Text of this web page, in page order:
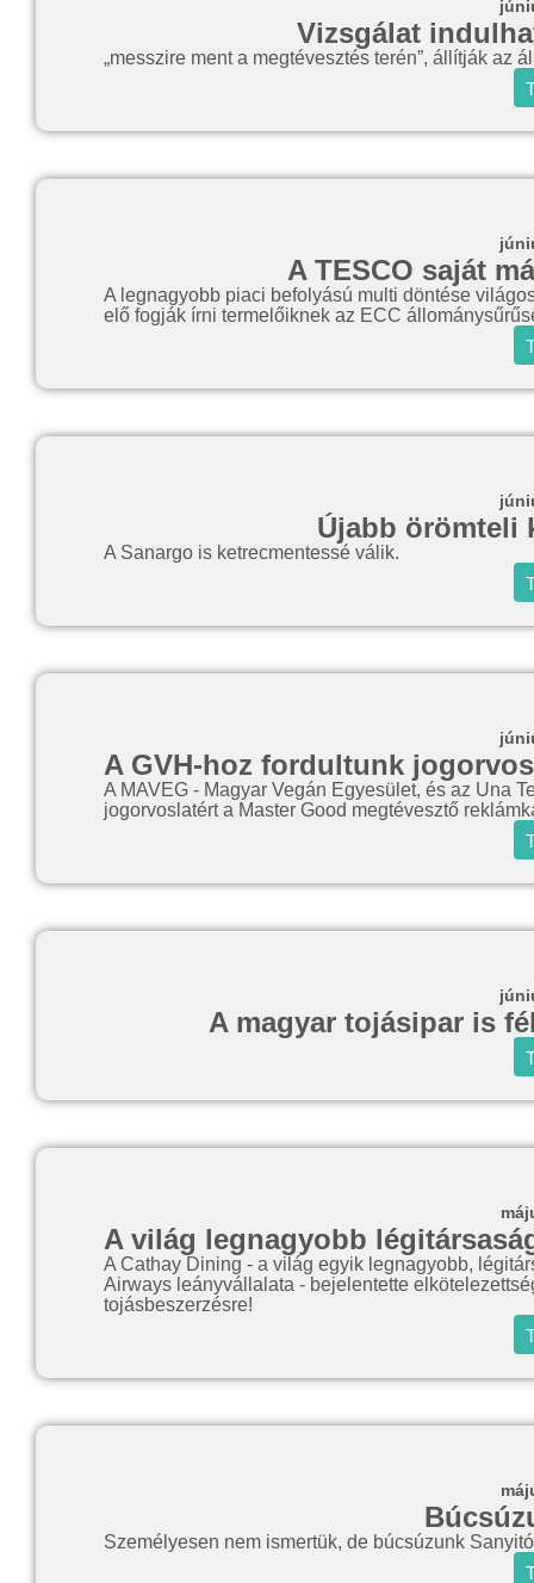
Vizsgálat
„messzire ment a megtévesztés terén”, állítják az
A TESCO saját
A legnagyobb piaci befolyású multi döntése
elő fogják írni termelőiknek az ECC
Újabb örömteli
A Sanargo is ketrecmentessé válik.
A GVH-hoz fordultunk
A MAVEG - Magyar Vegán Egyesület, és az Una
jogorvoslatért a Master Good megtévesztő
A magyar tojásipar is
A világ legnagyobb
A Cathay Dining - a világ egyik legnagyobb,
Airways leányvállalata - bejelentette
tojásbeszerzésre!
Személyesen nem ismertük, de búcsúzunk